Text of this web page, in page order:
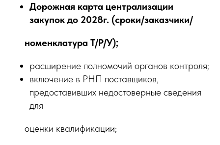
Дорожная карта централизации
закупок до 2028г. (сроки/заказчики/
номенклатура Т/Р/У);
расширение полномочий органов контроля;
включение в РНП поставщиков,
предоставивших недостоверные сведения
для
оценки квалификации;